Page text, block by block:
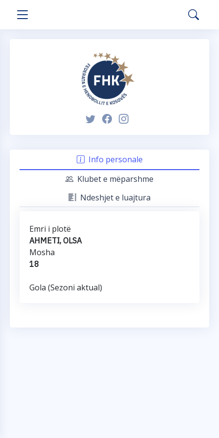
Info personale
Klubet e mëparshme
Ndeshjet e luajtura
Emri i plotë
AHMETI, OLSA
Mosha
18
Gola (Sezoni aktual)